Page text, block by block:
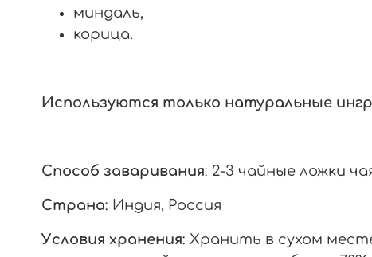
миндаль,
корица.
Используются только натуральные
Способ заваривания: 2-3 чайные ложки
Страна: Индия, Россия
Условия хранения: Хранить в сухом